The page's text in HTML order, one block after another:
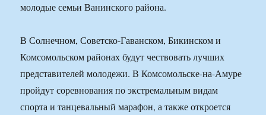
молодые семьи Ванинского района.
В Солнечном, Советско-Гаванском, Бикинском и
Комсомольском районах будут чествовать лучших
представителей молодежи. В Комсомольске-на-Амуре
пройдут соревнования по экстремальным видам
спорта и танцевальный марафон, а также откроется